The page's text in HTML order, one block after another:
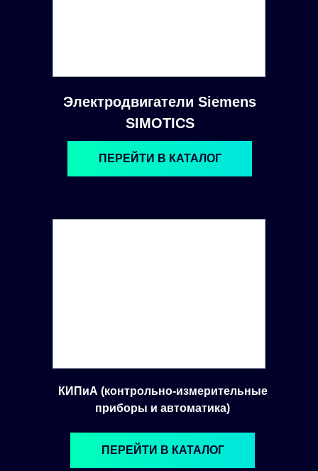
Электродвигатели Siemens
SIMOTICS
ПЕРЕЙТИ В КАТАЛОГ
КИПиА (контрольно-измерительные
приборы и автоматика)
ПЕРЕЙТИ В КАТАЛОГ